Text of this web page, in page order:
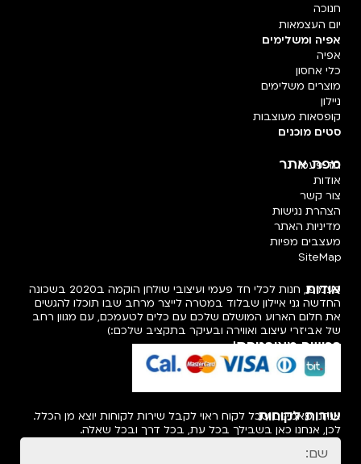
חנוכה
יום העצמאות
אפיה ומשלימים
אפיה
כלי אחסון
מוצרים משלימים
ניילון
קופסאות מעוצבות
סטים מוכנים
מפת אתר
חד פעמי
אודות
צור קשר
הצהרת נגישות
מדיניות האתר
מעצבים מפיות
SiteMap
אודות
פעמיפו, חנות לכלי חד פעמי ועיצובי שולחן הוקמה ב2020 בשכונה
החדשה גני איילון שבלוד במטרה לייצר מרחב שבו תוכלו להגשים
את חלום הארוע המושלם שלכם עם כלים לטעמכם, עם מגוון רחב
של אביזרי עיצוב ואווירה ובעיקר בתקציב שלכם:)
רכישה מאובטחת!
שירות לקוחות
אנחנו מאמינים שכל לקוח ראוי לקבל שירות לקוחות יוצא מן הכלל.
לכן, אנחנו כאן בשבילך בכל עת, בכל דרך ובכל שאלה.